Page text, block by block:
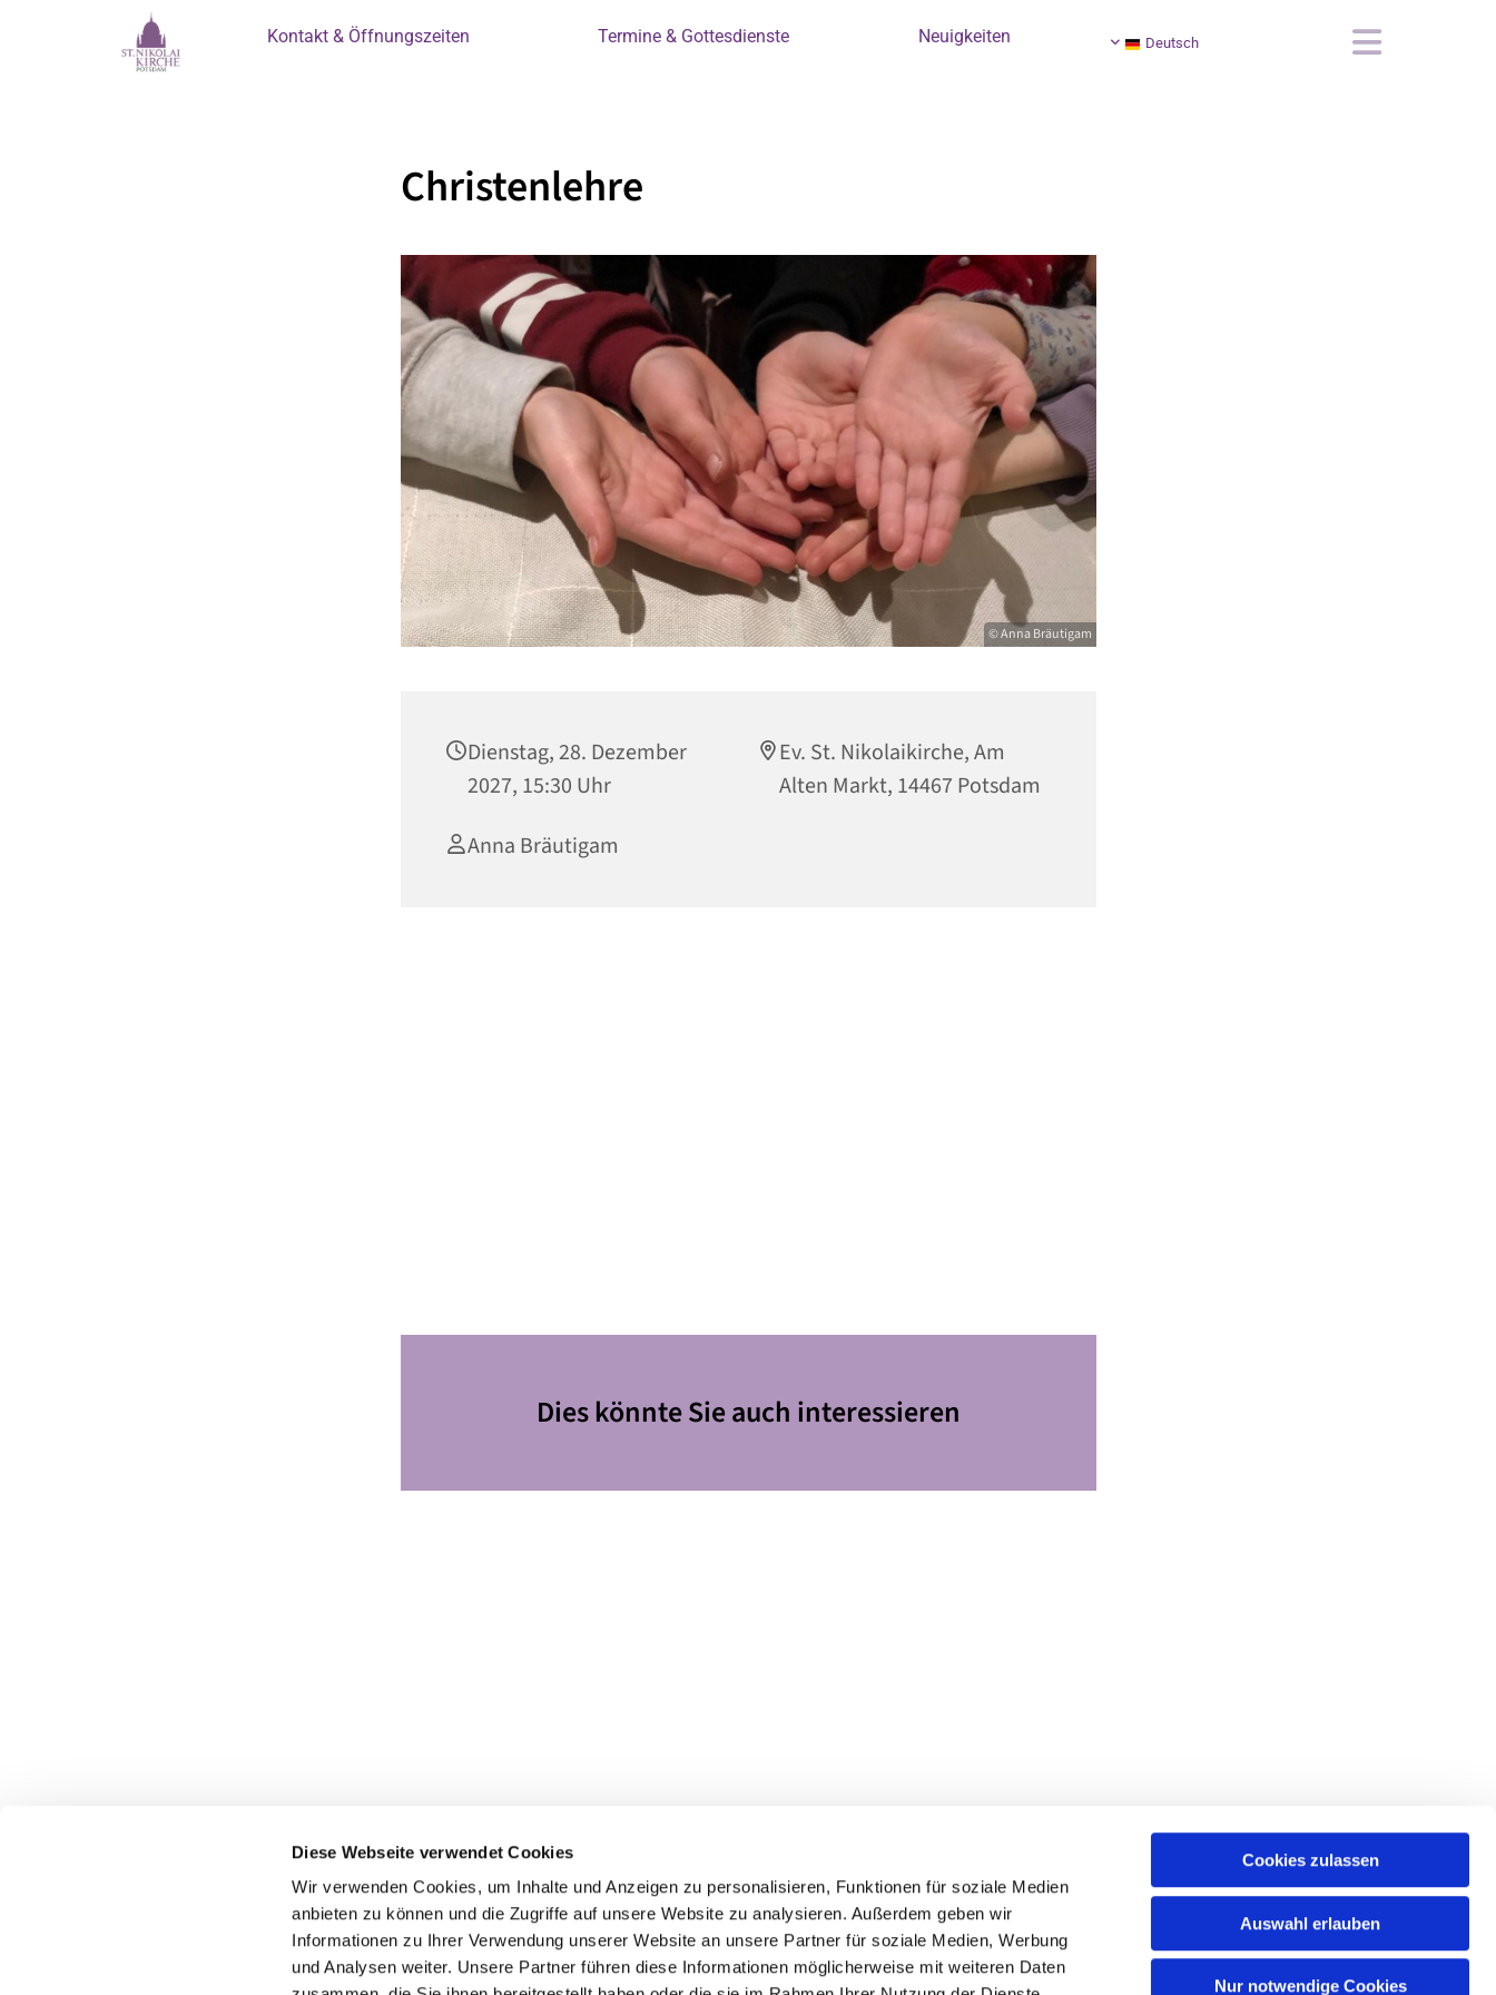
Diese Webseite verwendet Cookies
Wir verwenden Cookies, um Inhalte und Anzeigen zu personalisieren, Funktionen für soziale Medien
anbieten zu können und die Zugriffe auf unsere Website zu analysieren. Außerdem geben wir
Informationen zu Ihrer Verwendung unserer Website an unsere Partner für soziale Medien, Werbung
und Analysen weiter. Unsere Partner führen diese Informationen möglicherweise mit weiteren Daten
Cookies zulassen
Auswahl erlauben
Nur notwendige Cookies
Kontakt & Öffnungszeiten Termine & Gottesdienste Neuigkeiten Deutsch
Christenlehre
© Anna Bräutigam
Dienstag, 28. Dezember
2027, 15:30 Uhr
Ev. St. Nikolaikirche, Am
Alten Markt, 14467 Potsdam
Anna Bräutigam
Dies könnte Sie auch interessieren